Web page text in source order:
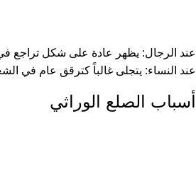
عند الرجال: يظهر عادة على شكل تراجع
عند النساء: يتجلى غالباً كترقق عام
أسباب الصلع الوراثي